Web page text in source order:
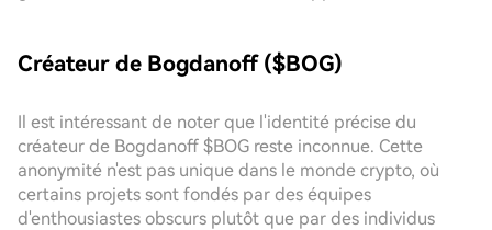
Créateur de Bogdanoff ($BOG)
Il est intéressant de noter que l'identité précise du
créateur de Bogdanoff $BOG reste inconnue. Cette
anonymité n'est pas unique dans le monde crypto, où
certains projets sont fondés par des équipes
d'enthousiastes obscurs plutôt que par des individus